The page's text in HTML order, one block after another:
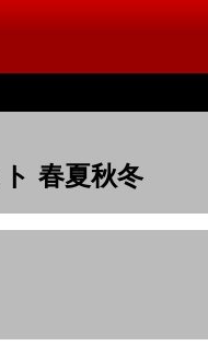
春夏秋冬